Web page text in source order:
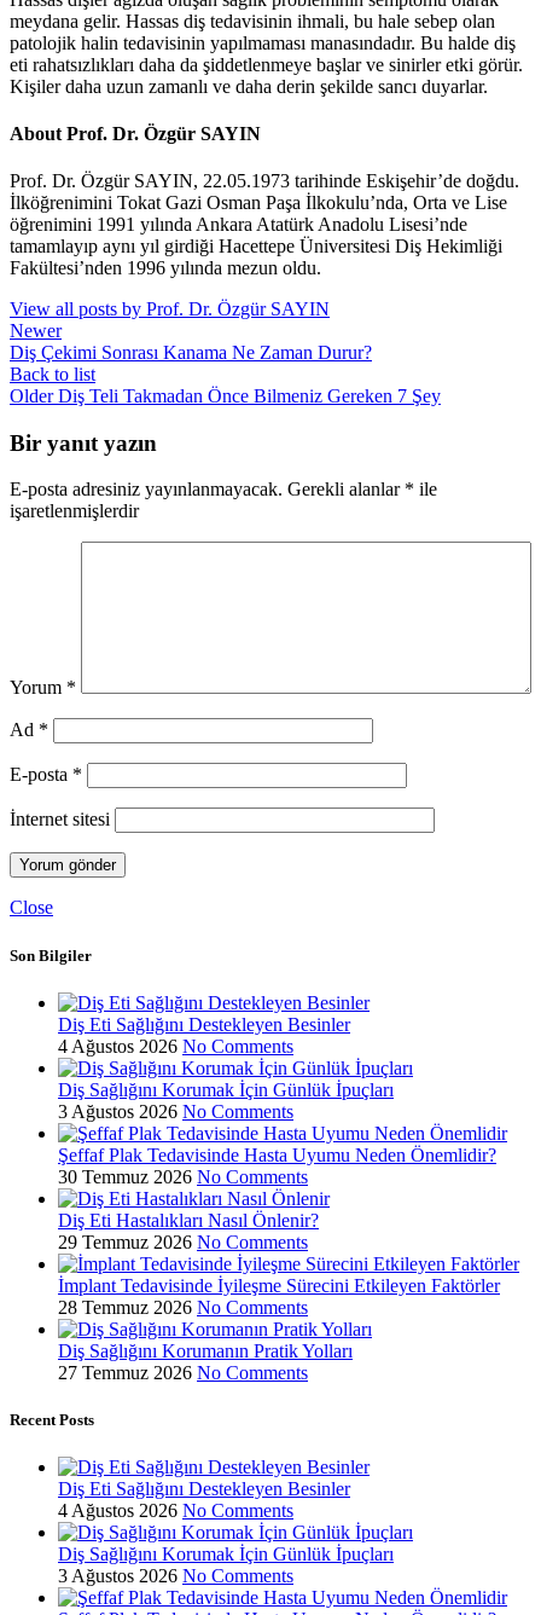
meydana gelir. Hassas diş tedavisinin ihmali, bu hale sebep olan
patolojik halin tedavisinin yapılmaması manasındadır. Bu halde diş
eti rahatsızlıkları daha da şiddetlenmeye başlar ve sinirler etki görür.
Kişiler daha uzun zamanlı ve daha derin şekilde sancı duyarlar.
About Prof. Dr. Özgür SAYIN
Prof. Dr. Özgür SAYIN, 22.05.1973 tarihinde Eskişehir’de doğdu.
İlköğrenimini Tokat Gazi Osman Paşa İlkokulu’nda, Orta ve Lise
öğrenimini 1991 yılında Ankara Atatürk Anadolu Lisesi’nde
tamamlayıp aynı yıl girdiği Hacettepe Üniversitesi Diş Hekimliği
Fakültesi’nden 1996 yılında mezun oldu.
View all posts by Prof. Dr. Özgür SAYIN
Newer
Diş Çekimi Sonrası Kanama Ne Zaman Durur?
Back to list
Older Diş Teli Takmadan Önce Bilmeniz Gereken 7 Şey
Bir yanıt yazın
E-posta adresiniz yayınlanmayacak. Gerekli alanlar * ile
işaretlenmişlerdir
Yorum *
Ad *
E-posta *
İnternet sitesi
Close
Son Bilgiler
Diş Eti Sağlığını Destekleyen Besinler
4 Ağustos 2026 No Comments
Diş Sağlığını Korumak İçin Günlük İpuçları
3 Ağustos 2026 No Comments
Şeffaf Plak Tedavisinde Hasta Uyumu Neden Önemlidir?
30 Temmuz 2026 No Comments
Diş Eti Hastalıkları Nasıl Önlenir?
29 Temmuz 2026 No Comments
İmplant Tedavisinde İyileşme Sürecini Etkileyen Faktörler
28 Temmuz 2026 No Comments
Diş Sağlığını Korumanın Pratik Yolları
27 Temmuz 2026 No Comments
Recent Posts
Diş Eti Sağlığını Destekleyen Besinler
4 Ağustos 2026 No Comments
Diş Sağlığını Korumak İçin Günlük İpuçları
3 Ağustos 2026 No Comments